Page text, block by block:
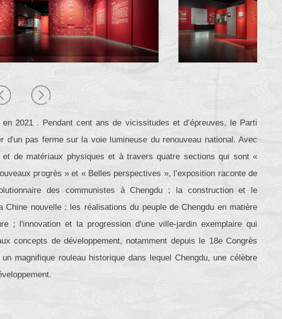
2021 . Pendant cent ans de vicissitudes et d’épreuves, le Parti
pas ferme sur la voie lumineuse du renouveau national. Avec
de matériaux physiques et à travers quatre sections qui sont «
progrès » et « Belles perspectives », l’exposition raconte de
des communistes à Chengdu ; la construction et le
nouvelle ; les réalisations du peuple de Chengdu en matière
; l'innovation et la progression d'une ville-jardin exemplaire qui
concepts de développement, notamment depuis le 18e Congrès
magnifique rouleau historique dans lequel Chengdu, une célèbre